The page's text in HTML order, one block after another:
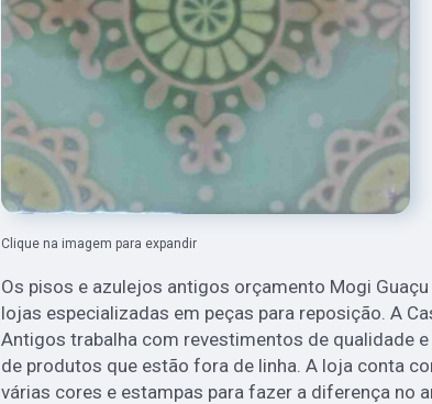
Clique na imagem para expandir
Os pisos e azulejos antigos orçamento Mogi
lojas especializadas em peças para reposição. A
Antigos trabalha com revestimentos de qualidade
de produtos que estão fora de linha. A loja conta
várias cores e estampas para fazer a diferença no